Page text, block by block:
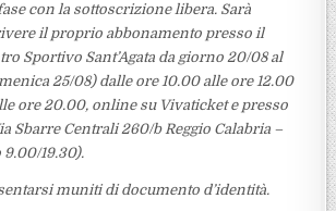
con la sottoscrizione libera. Sarà
il proprio abbonamento presso il
Sportivo Sant’Agata da giorno 20/08 al
25/08) dalle ore 10.00 alle ore 12.00
ore 20.00, online su Vivaticket e presso
Sbarre Centrali 260/b Reggio Calabria –
19.30).
muniti di documento d’identità.